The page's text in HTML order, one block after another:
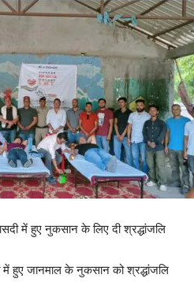
में हुए नुकसान के लिए दी श्रद्धांजलि
हुए जानमाल के नुकसान को श्रद्धांजलि